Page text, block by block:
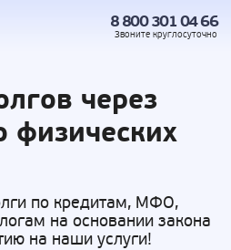
8 800 301 04 66
Звоните круглосуточно
через
физических
по кредитам, МФО,
на основании закона
на наши услуги!